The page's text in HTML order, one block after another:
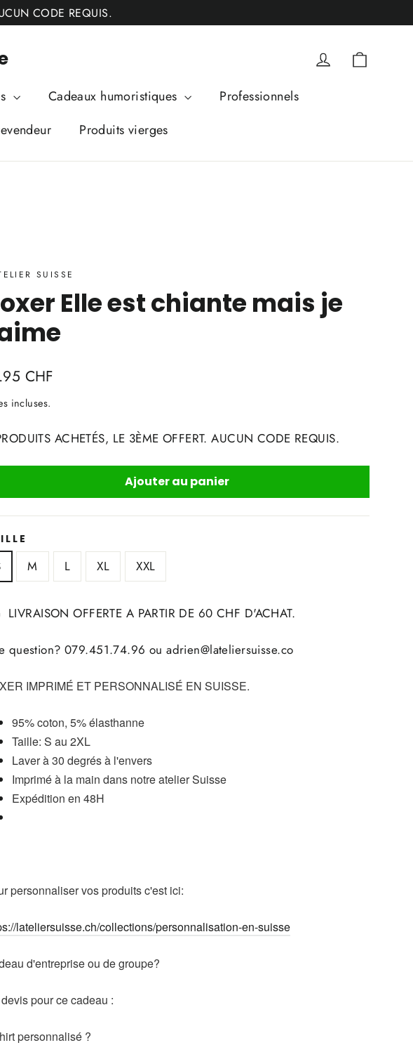
CODE REQUIS.
Se connecter
Cadeaux humoristiques
Professionnels
Produits vierges
SUISSE
Elle est chiante mais je
CHF
incluses.
ACHETÉS, LE 3ÈME OFFERT. AUCUN CODE REQUIS.
Ajouter au panier
M L XL XXL
LIVRAISON OFFERTE A PARTIR DE 60 CHF D'ACHAT.
question? 079.451.74.96 ou adrien@lateliersuisse.co
IMPRIMÉ ET PERSONNALISÉ EN SUISSE.
95% coton, 5% élasthanne
Taille: S au 2XL
Laver à 30 degrés à l'envers
Imprimé à la main dans notre atelier Suisse
Expédition en 48H
personnaliser vos produits c'est ici:
lateliersuisse.ch/collections/personnalisation-en-suisse
d'entreprise ou de groupe?
pour ce cadeau :
personnalisé ?